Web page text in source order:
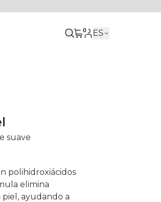
0 ES
suave
polihidroxiácidos
elimina
ayudando a